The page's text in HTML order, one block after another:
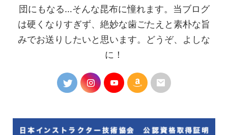
団にもなる…そんな昆布に憧れます。当ブログ
は硬くなりすぎず、絶妙な歯ごたえと素朴な旨
みでお送りしたいと思います。どうぞ、よしな
に！